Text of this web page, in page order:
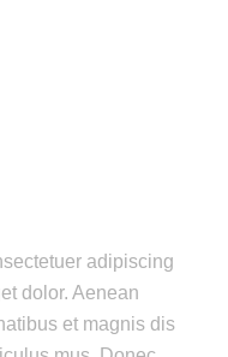
adipiscing
dolor. Aenean
et magnis dis